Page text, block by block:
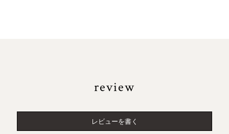
review
レビューを書く